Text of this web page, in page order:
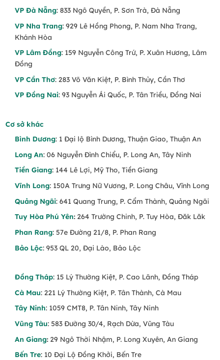
VP Đà Nẵng: 833 Ngô Quyền, P. Sơn Trà, Đà Nẵng
VP Nha Trang: 929 Lê Hồng Phong, P. Nam Nha Trang,
Khánh Hòa
VP Lâm Đồng: 159 Nguyễn Công Trứ, P. Xuân Hương, Lâm
Đồng
VP Cần Thơ: 283 Võ Văn Kiệt, P. Bình Thủy, Cần Thơ
VP Đồng Nai: 93 Nguyễn Ái Quốc, P. Tân Triều, Đồng Nai
Cơ sở khác
Bình Dương: 1 Đại lộ Bình Dương, Thuận Giao, Thuận An
Long An: 06 Nguyễn Đình Chiểu, P. Long An, Tây Ninh
Tiền Giang: 144 Lê Lợi, Mỹ Tho, Tiền Giang
Vĩnh Long: 150A Trưng Nữ Vương, P. Long Châu, Vĩnh Long
Quảng Ngãi: 641 Quang Trung, P. Cẩm Thành, Quảng Ngãi
Tuy Hòa Phú Yên:264 Trường Chinh, P. Tuy Hòa, Đăk Lăk
Phan Rang: 57e Đường 21/8, P. Phan Rang
Bảo Lộc: 953 QL 20, Đại Lào, Bảo Lộc
Đồng Tháp: 15 Lý Thường Kiệt, P. Cao Lãnh, Đồng Tháp
Cà Mau: 221 Lý Thường Kiệt, P. Tân Thành, Cà Mau
Tây Ninh: 1059 CMT8, P. Tân Ninh, Tây Ninh
Vũng Tàu: 583 Đường 30/4, Rạch Dừa, Vũng Tàu
An Giang: 29 Ngô Thời Nhậm, P. Long Xuyên, An Giang
Bến Tre: 10 Đại Lộ Đồng Khởi, Bến Tre